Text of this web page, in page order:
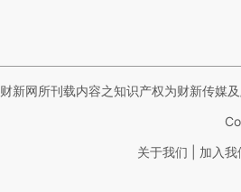
财新网所刊载内容之知识产权为财新传媒
关于我们 加入我